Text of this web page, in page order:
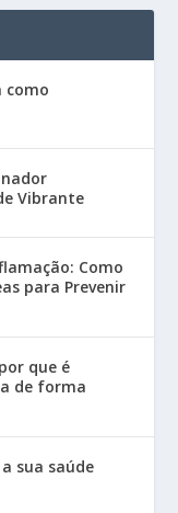
como
Vibrante
Como
para Prevenir
que é
de forma
sua saúde